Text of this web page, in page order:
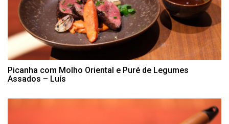
Picanha com Molho Oriental e Puré de Legumes
Assados – Luís